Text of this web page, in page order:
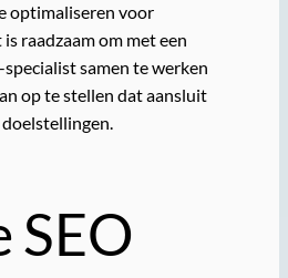
optimaliseren voor
raadzaam om met een
samen te werken
op te stellen dat aansluit
SEO